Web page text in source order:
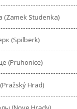
(Zamek Studenka)
(Spilberk)
(Pruhonice)
Hrad)